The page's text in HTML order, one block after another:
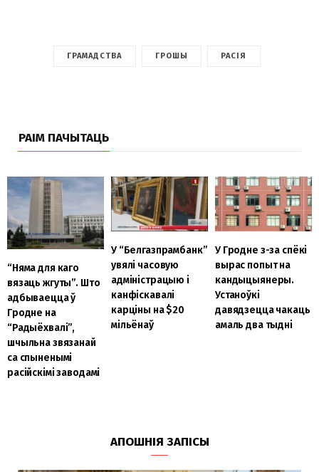
ГРАМАДСТВА ГРОШЫ РАСІЯ
РАІМ ПАЧЫТАЦЬ
“Няма для каго
вязаць жгуты”. Што
адбываецца ў
Гродне на
“Радыёхвалі”,
шчыльна звязанай
са спыненымі
расійскімі заводамі
У “Белгазпрамбанк”
увялі часовую
адміністрацыю і
канфіскавалі
карціны на $20
мільёнаў
У Гродне з-за спёкі
вырас попыт на
кандыцыянеры.
Устаноўкі
давядзецца чакаць
амаль два тыдні
АПОШНІЯ ЗАПІСЫ